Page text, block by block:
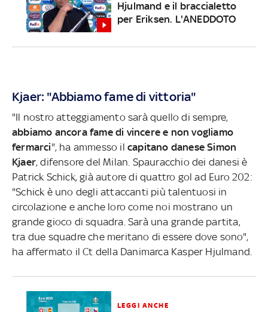
Hjulmand e il braccialetto
per Eriksen. L'ANEDDOTO
Kjaer: "Abbiamo fame di vittoria"
"Il nostro atteggiamento sarà quello di sempre,
abbiamo ancora fame di vincere e non vogliamo
fermarci", ha ammesso ilcapitano danese Simon
Kjaer, difensore del Milan. Spauracchio dei danesi è
Patrick Schick, già autore di quattro gol ad Euro 202:
"Schick è uno degli attaccanti più talentuosi in
circolazione e anche loro come noi mostrano un
grande gioco di squadra. Sarà una grande partita,
tra due squadre che meritano di essere dove sono",
ha affermato il Ct della Danimarca Kasper Hjulmand.
LEGGI ANCHE